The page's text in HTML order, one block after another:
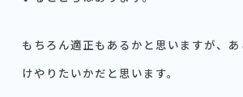
もちろん適正もあるかと思いますが、
けやりたいかだと思います。